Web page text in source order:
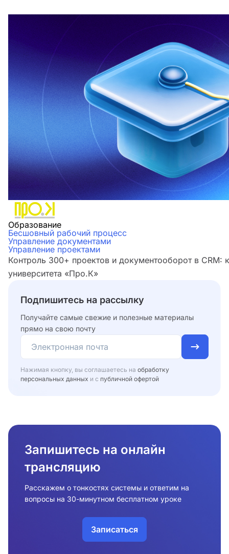
Образование
Бесшовный рабочий процесс
Управление документами
Управление проектами
Контроль 300+ проектов и документооборот в CRM:
университета «Про.К»
Подпишитесь на рассылку
Получайте самые свежие и полезные материалы
прямо на свою почту
Нажимая кнопку, вы соглашаетесь на обработку
персональных данных и с публичной офертой
Запишитесь на онлайн
трансляцию
Расскажем о тонкостях системы и ответим на
вопросы на 30-минутном бесплатном уроке
Записаться